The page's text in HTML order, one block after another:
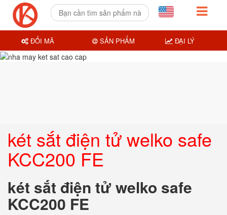
két sắt điện tử welko safe
KCC200 FE
két sắt điện tử welko safe
KCC200 FE
ĐỔI MÃ SẢN PHẨM ĐẠI LÝ